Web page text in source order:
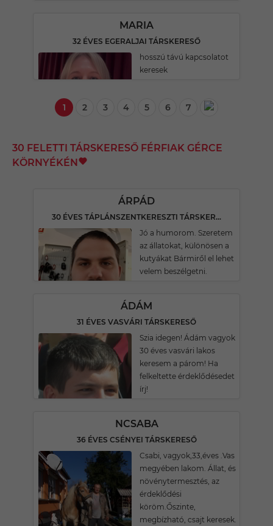
MARIA
32 ÉVES EGERALJAI TÁRSKERESŐ
hosszú távú kapcsolatot
keresek
1 2 3 4 5 6 7
30 FELETTI TÁRSKERESŐ FÉRFIAK GÉRCE
KÖRNYÉKÉN
ÁRPÁD
30 ÉVES TÁPLÁNSZENTKERESZTI TÁRSKERESŐ
Jó a humorom. Szeretem
az állatokat, különösen a
kutyákat Bármiről el lehet
velem beszélgetni.
ÁDÁM
31 ÉVES VASVÁRI TÁRSKERESŐ
Szia idegen! Ádám vagyok
30 éves vasvári lakos
keresem a párom! Ha
felkeltette érdeklődésedet
írj!
NCSABA
36 ÉVES CSÉNYEI TÁRSKERESŐ
Csabi, vagyok,33,éves .Vas
megyében lakom. Állat, és
növénytermesztés, az
érdeklődési
köröm.Őszinte,
megbízható, csajt keresek.